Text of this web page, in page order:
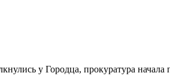
у Городца, прокуратура начала